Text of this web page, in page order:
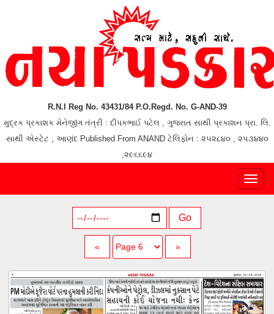
R.N.I Reg No. 43431/84 P.O.Regd. No. G-AND-39
મુદ્રક પ્રકાશક મેનેજીંગ તંત્રી : દીપકભાઈ પટેલ , ગુજરાત સાથી પ્રકાશન પ્રા. લિ.
સાથી એસ્ટેટ , આણંદ Published From ANAND ટેલિફોન : ૨૫૨૮૪૦ , ૨૫૩૪૪૦
,૨૯૬૬૯૪
Go
« »